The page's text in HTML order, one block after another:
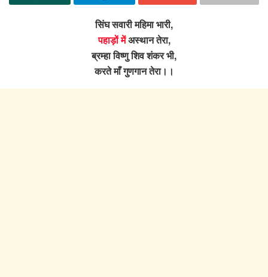
सिंघ सवारी महिमा भारी,
पहाड़ों मेंअस्थान तेरा,
ब्रम्हा विष्णु शिव शंकर भी,
करते माँ गुणगान तेरा।।